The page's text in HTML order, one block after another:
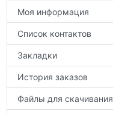
Моя информация
Список контактов
Закладки
История заказов
Файлы для скачивания